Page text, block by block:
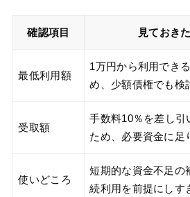
確認項目 見ておき
最低利用額
1万円から利用でき
め、少額債権でも検
受取額
手数料10％を差し引
ため、必要資金に足
使いどころ
短期的な資金不足の
続利用を前提にしす